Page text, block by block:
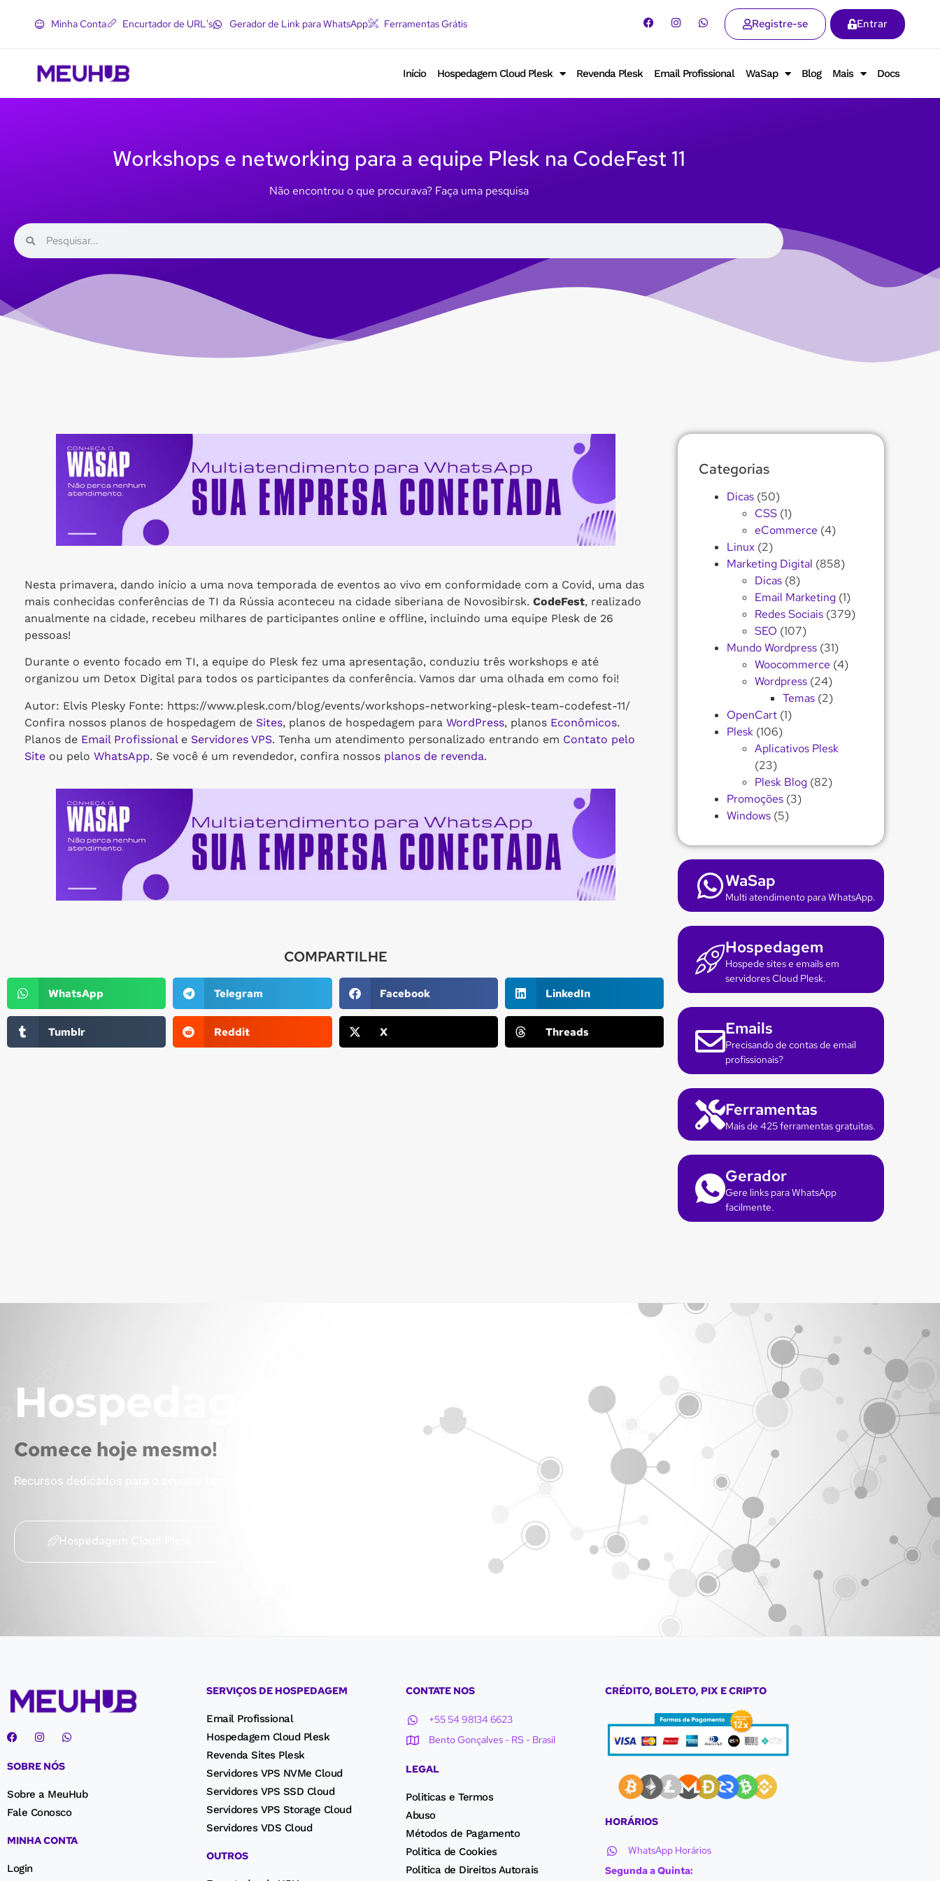
Minha Conta Encurtador de URL's Gerador de Link para WhatsApp Ferramentas Grátis Registre-se Entrar
Início Hospedagem Cloud Plesk Revenda Plesk Email Profissional WaSap Blog Mais Docs
Workshops e networking para a equipe Plesk na CodeFest 11
Não encontrou o que procurava? Faça uma pesquisa
Nesta primavera, dando início a uma nova temporada de eventos ao vivo em conformidade com a Covid, uma das
mais conhecidas conferências de TI da Rússia aconteceu na cidade siberiana de Novosibirsk. CodeFest, realizado
anualmente na cidade, recebeu milhares de participantes online e offline, incluindo uma equipe Plesk de 26
pessoas!
Durante o evento focado em TI, a equipe do Plesk fez uma apresentação, conduziu três workshops e até
organizou um Detox Digital para todos os participantes da conferência. Vamos dar uma olhada em como foi!
Autor: Elvis Plesky Fonte: https://www.plesk.com/blog/events/workshops-networking-plesk-team-codefest-11/
Confira nossos planos de hospedagem de Sites, planos de hospedagem para WordPress, planos Econômicos.
Planos de Email Profissional e Servidores VPS. Tenha um atendimento personalizado entrando em Contato pelo
Site ou pelo WhatsApp. Se você é um revendedor, confira nossos planos de revenda.
COMPARTILHE
WhatsApp Telegram Facebook LinkedIn
Tumblr Reddit X Threads
Categorias
Dicas (50)
CSS (1)
eCommerce (4)
Linux (2)
Marketing Digital (858)
Dicas (8)
Email Marketing (1)
Redes Sociais (379)
SEO (107)
Mundo Wordpress (31)
Woocommerce (4)
Wordpress (24)
Temas (2)
OpenCart (1)
Plesk (106)
Aplicativos Plesk
(23)
Plesk Blog (82)
Promoções (3)
Windows (5)
WaSap
Multi atendimento para WhatsApp.
Hospedagem
Hospede sites e emails em
servidores Cloud Plesk.
Emails
Precisando de contas de email
profissionais?
Ferramentas
Mais de 425 ferramentas gratuitas.
Gerador
Gere links para WhatsApp
facilmente.
Hospedagem Cloud Plesk
Comece hoje mesmo!
Recursos dedicados para o seu site com tecnologia em nuvem!
Hospedagem Cloud Plesk
SOBRE NÓS
Sobre a MeuHub
Fale Conosco
MINHA CONTA
Login
SERVIÇOS DE HOSPEDAGEM
Email Profissional
Hospedagem Cloud Plesk
Revenda Sites Plesk
Servidores VPS NVMe Cloud
Servidores VPS SSD Cloud
Servidores VPS Storage Cloud
Servidores VDS Cloud
OUTROS
CONTATE NOS
+55 54 98134 6623
Bento Gonçalves - RS - Brasil
LEGAL
Politicas e Termos
Abuso
Métodos de Pagamento
Politica de Cookies
Politica de Direitos Autorais
CRÉDITO, BOLETO, PIX E CRIPTO
HORÁRIOS
WhatsApp Horários
Segunda a Quinta: